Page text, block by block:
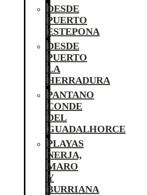
DESDE
PUERTO
ESTEPONA
DESDE
PUERTO
LA
HERRADURA
PANTANO
CONDE
DEL
GUADALHORCE
PLAYAS
NERJA,
MARO
Y
BURRIANA